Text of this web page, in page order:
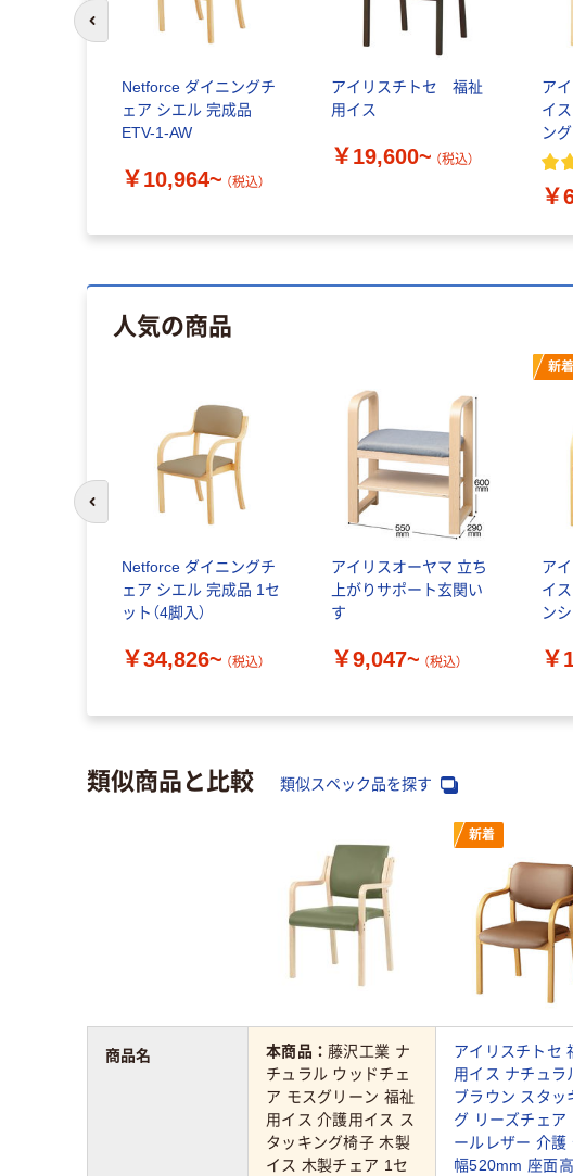
Netforce ダイニングチ
ェア シエル 完成品
ETV-1-AW
￥10,964~ （税込）
アイリスチトセ 福祉
用イス
￥19,600~ （税込）
ア
イス
ン
ー
￥
前のスライドへ
人気の商品
Netforce ダイニングチ
ェア シエル 完成品 1セ
ット（4脚入）
￥34,826~ （税込）
アイリスオーヤマ 立ち
上がりサポート玄関い
す
￥9,047~ （税込）
新着
ア
イ
ン
ニ
￥
前のスライドへ
類似商品と比較 類似スペック品を探す
新着
本商品：藤沢工業 ナ
チュラル ウッドチェ
ア モスグリーン 福祉
用イス 介護用イス ス
タッキング椅子 木製
イス 木製チェア 1セ
アイリスチトセ
用イス ナチュラ
ブラウン スタッ
グ リーズチェア
ールレザー 介護
幅520mm 座面高
商品名